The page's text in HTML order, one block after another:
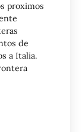
proximos
de
a Italia.